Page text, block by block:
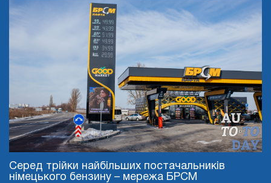
Серед трійки найбільших постачальників
німецького бензину – мережа БРСМ